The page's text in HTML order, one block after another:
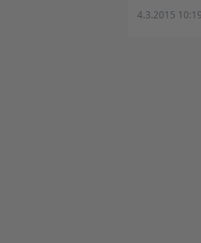
4.3.2015 10:19